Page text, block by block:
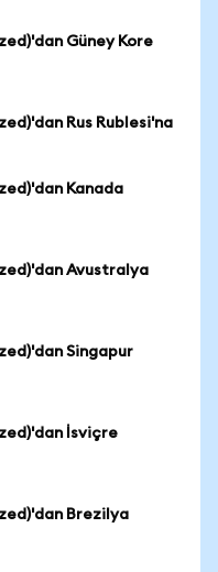
Güney Kore
Rus Rublesi'na
Kanada
Avustralya
Singapur
İsviçre
Brezilya